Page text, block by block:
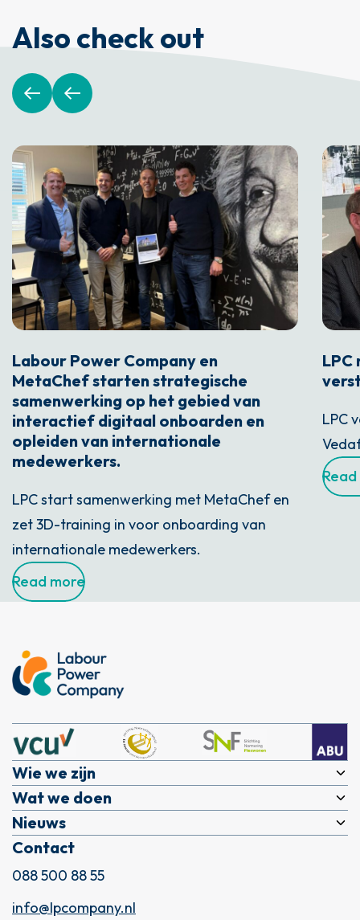
Also check out
Labour Power Company en
MetaChef starten strategische
samenwerking op het gebied van
interactief digitaal onboarden en
opleiden van internationale
medewerkers.
LPC start samenwerking met MetaChef en
zet 3D-training in voor onboarding van
internationale medewerkers.
Read more
LPC
LPC
Wie we zijn
Over ons
DNA
Werken bij
Sluit je aan bij LPC
Wat we doen
Expertises
LPC Academy
LPC Recruitment
Nieuws
Actueel
Contact
088 500 88 55
info@lpcompany.nl